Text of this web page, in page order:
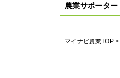
農業サポーター
マイナビ農業TOP>